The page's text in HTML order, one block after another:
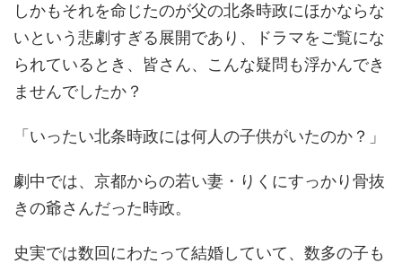
しかもそれを命じたのが父の北条時政にほかならな
いという悲劇すぎる展開であり、ドラマをご覧にな
られているとき、皆さん、こんな疑問も浮かんでき
ませんでしたか？
「いったい北条時政には何人の子供がいたのか？」
劇中では、京都からの若い妻・りくにすっかり骨抜
きの爺さんだった時政。
史実では数回にわたって結婚していて、数多の子も